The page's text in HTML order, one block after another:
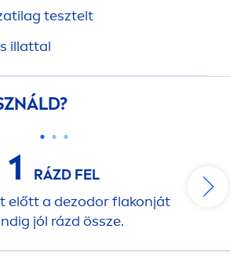
tesztelt
illattal
1
RÁZD FEL
előtt a dezodor flakonját
jól rázd össze.